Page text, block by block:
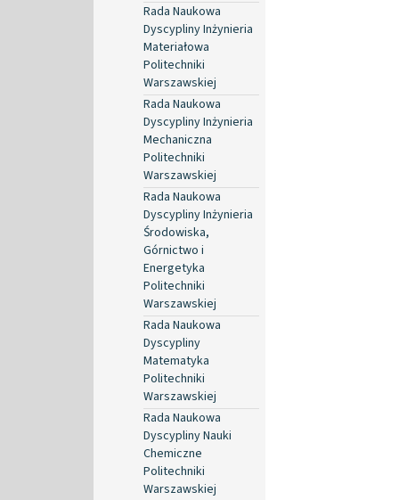
Rada Naukowa
Dyscypliny Inżynieria
Materiałowa
Politechniki
Warszawskiej
Rada Naukowa
Dyscypliny Inżynieria
Mechaniczna
Politechniki
Warszawskiej
Rada Naukowa
Dyscypliny Inżynieria
Środowiska,
Górnictwo i
Energetyka
Politechniki
Warszawskiej
Rada Naukowa
Dyscypliny
Matematyka
Politechniki
Warszawskiej
Rada Naukowa
Dyscypliny Nauki
Chemiczne
Politechniki
Warszawskiej